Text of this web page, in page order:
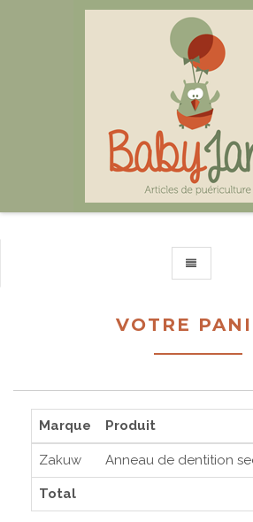
VOTRE
Marque Produit
Zakuw Anneau de dentition
Total